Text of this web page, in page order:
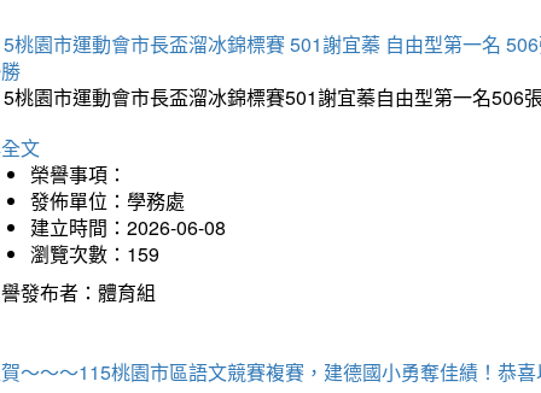
桃園市運動會市長盃溜冰錦標賽 501謝宜蓁 自由型第一名
桃園市運動會市長盃溜冰錦標賽501謝宜蓁自由型第一名
文
榮譽事項：
發佈單位：學務處
建立時間：2026-06-08
瀏覽次數：159
發布者：體育組
～～～115桃園市區語文競賽複賽，建德國小勇奪佳績！恭